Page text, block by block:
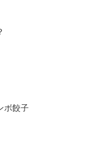
ボ餃子